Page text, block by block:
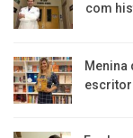
com
Menina